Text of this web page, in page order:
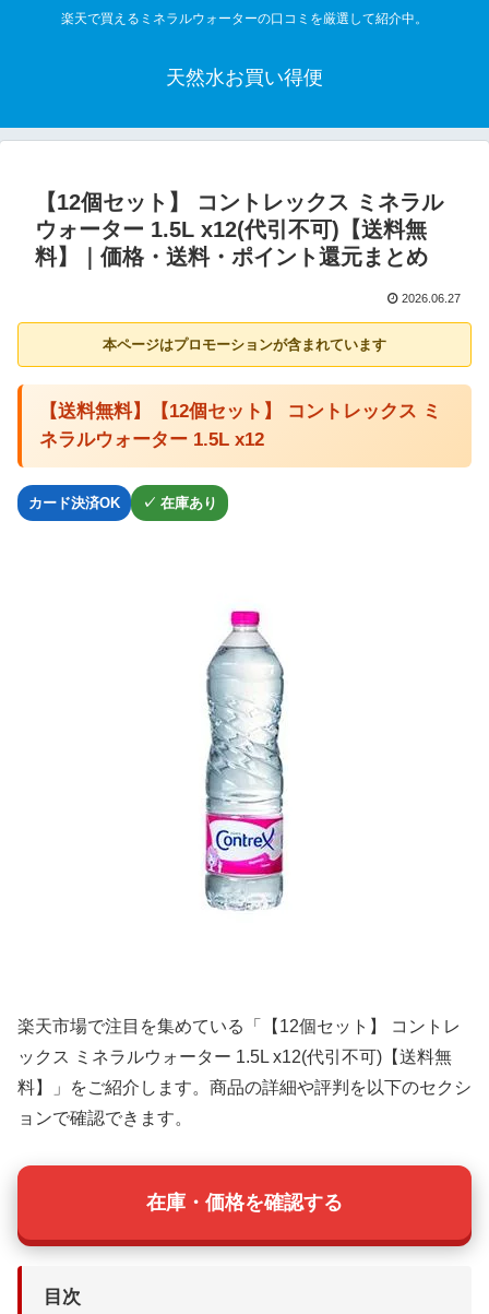
楽天で買えるミネラルウォーターの口コミを厳選して紹介中。
天然水お買い得便
【12個セット】 コントレックス ミネラル
ウォーター 1.5L x12(代引不可)【送料無
料】｜価格・送料・ポイント還元まとめ
2026.06.27
本ページはプロモーションが含まれています
【送料無料】【12個セット】 コントレックス ミ
ネラルウォーター 1.5L x12
カード決済OK ✓ 在庫あり
楽天市場で注目を集めている「【12個セット】 コントレ
ックス ミネラルウォーター 1.5L x12(代引不可)【送料無
料】」をご紹介します。商品の詳細や評判を以下のセクシ
ョンで確認できます。
在庫・価格を確認する
目次